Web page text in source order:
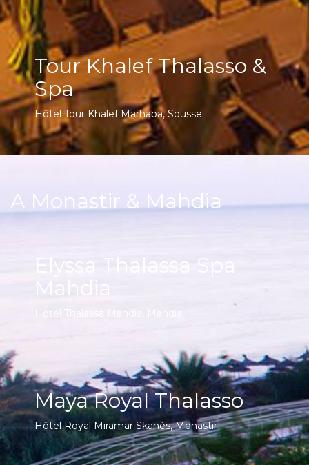
Tour Khalef Thalasso &
Spa
Hôtel Tour Khalef Marhaba, Sousse
A Monastir & Mahdia
Elyssa Thalassa Spa
Mahdia
Hôtel Thalassa Mahdia, Mahdia
Maya Royal Thalasso
Hôtel Royal Miramar Skanès, Monastir